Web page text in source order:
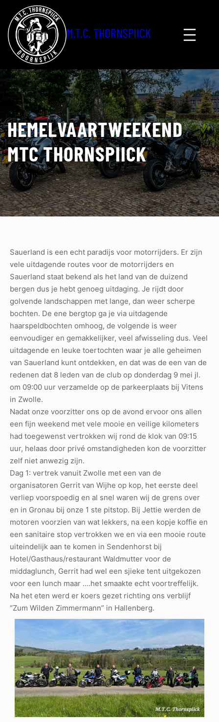
naar
de
inhoud
M.T.C. THORNSPIICK
HEMELVAARTWEEKEND
MTC THORNSPIICK
Sauerland is een echt paradijs voor motorrijders. Er zijn
vele uitdagende routes voor de motorrijders en
Sauerland staat bekend als het land van de duizend
bergen dus je hebt genoeg uitdaging. Je rijdt door
golvende landschappen met lange, dan weer scherpe
bochten. De ene bergtop ga je via uitdagende
haarspeldbochten omhoog, de volgende is weer
eenvoudiger en gemakkelijker, veel afwisseling dus. Veel
uitdagende en leuke toertochten waar je alle geheimen
van Sauerland kunt ontdekken, en dat was de een van de
redenen dat 8 leden van de club op donderdag 9 mei jl.
om 09:00 uur verzamelde op de parkeerplaats bij Vitens
in Zwolle.
Nadat onze voorzitter ons op de avond ervoor ons allen
een fijn weekend met vele mooie en veilige kilometers
had toegewenst vertrokken wij rond de klok van 09:15
uur, helaas door privé omstandigheden kon de voorzitter
zelf niet anwezig zijn.
Dag 1: vertrek vanuit Zwolle met een van de
organisatoren Gerrit van Wijhe op kop, het eerste deel
verliep voorspoedig en al snel waren wij de grens over
en in Gronau bij onze 1 ste pitstop. Bij Jettie werden de
motoren voorzien van wat lekkers, na een kopje koffie en
een sanitaire stop vertrokken we en via een mooie route
uiteindelijk aan te komen in Sendenhorst bij
Hotel/Gasthaus/restaurant Waldmutter voor de
middaglunch, Gerrit had wel een sjieke tent uitgekozen
voor een lunch maar ….het smaakte echt voortreffelijk.
Na het eten werd er koers gezet richting ons verblijf
“Zum Wilden Zimmermann” in Hallenberg.